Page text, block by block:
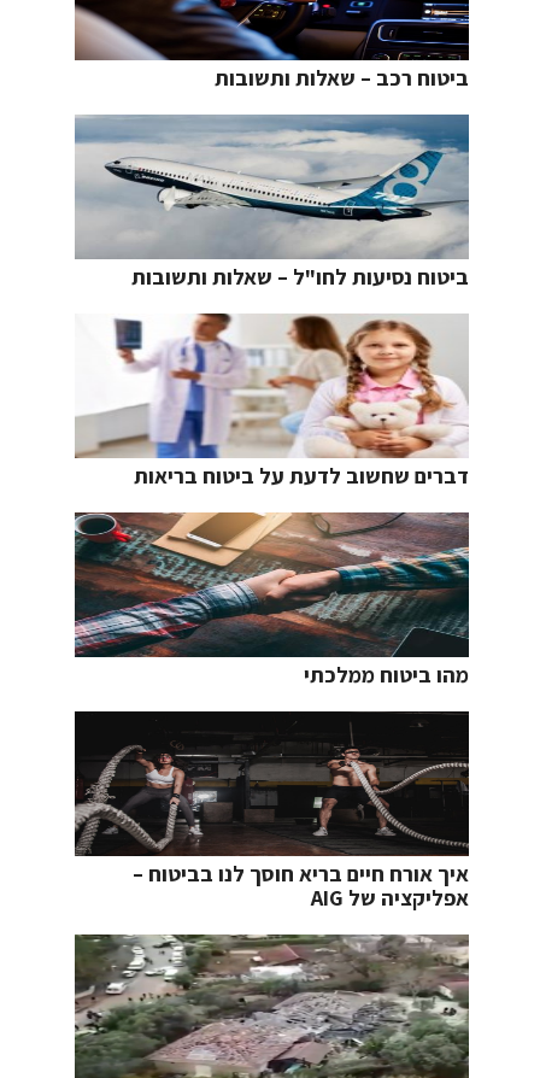
ביטוח רכב – שאלות ותשובות
ביטוח נסיעות לחו"ל – שאלות ותשובות
דברים שחשוב לדעת על ביטוח בריאות
מהו ביטוח ממלכתי
איך אורח חיים בריא חוסך לנו בביטוח –
אפליקציה של AIG